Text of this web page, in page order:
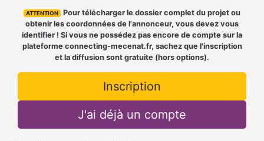
ATTENTION
Pour télécharger le dossier complet du projet ou
obtenir les coordonnées de l'annonceur, vous devez vous
identifier ! Si vous ne possédez pas encore de compte sur la
plateforme connecting-mecenat.fr, sachez que l'inscription
et la diffusion sont gratuite (hors options).
Inscription
J'ai déjà un compte